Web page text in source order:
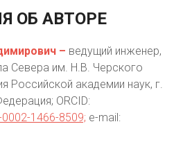
ОБ АВТОРЕ
– ведущий инженер,
Севера им. Н.В. Черского
Российской академии наук, г.
ORCID:
1466-8509; e-mail: